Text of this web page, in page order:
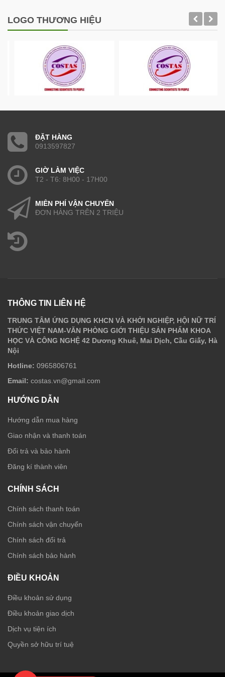
LOGO THƯƠNG HIỆU
ĐẶT HÀNG
0913597827
GIỜ LÀM VIỆC
T2 - T6: 8H00 - 17H00
MIỄN PHÍ VẬN CHUYỂN
ĐƠN HÀNG TRÊN 2 TRIỆU
THÔNG TIN LIÊN HỆ
TRUNG TÂM ỨNG DỤNG KHCN VÀ KHỞI NGHIỆP, HỘI NỮ TRÍ
THỨC VIỆT NAM-VĂN PHÒNG GIỚI THIỆU SẢN PHẨM KHOA
HỌC VÀ CÔNG NGHỆ 42 Dương Khuê, Mai Dịch, Cầu Giấy, Hà
Nội
Hotline: 0965806761
Email: costas.vn@gmail.com
HƯỚNG DẪN
Hướng dẫn mua hàng
Giao nhận và thanh toán
Đổi trả và bảo hành
Đăng kí thành viên
CHÍNH SÁCH
Chính sách thanh toán
Chính sách vận chuyển
Chính sách đổi trả
Chính sách bảo hành
ĐIỀU KHOẢN
Điều khoản sử dụng
Điều khoản giao dịch
Dịch vụ tiện ích
Quyền sở hữu trí tuệ